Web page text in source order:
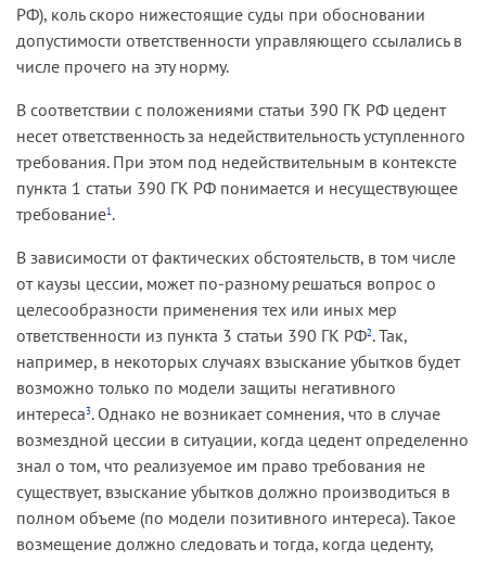
РФ), коль скоро нижестоящие суды при обосновании
допустимости ответственности управляющего ссылались в
числе прочего на эту норму.
В соответствии с положениями статьи 390 ГК РФ цедент
несет ответственность за недействительность уступленного
требования. При этом под недействительным в контексте
пункта 1 статьи 390 ГК РФ понимается и несуществующее
требование1 .
В зависимости от фактических обстоятельств, в том числе
от каузы цессии, может по-разному решаться вопрос о
целесообразности применения тех или иных мер
ответственности из пункта 3 статьи 390 ГК РФ2. Так,
например, в некоторых случаях взыскание убытков будет
возможно только по модели защиты негативного
интереса3. Однако не возникает сомнения, что в случае
возмездной цессии в ситуации, когда цедент определенно
знал о том, что реализуемое им право требования не
существует, взыскание убытков должно производиться в
полном объеме (по модели позитивного интереса). Такое
возмещение должно следовать и тогда, когда цеденту,